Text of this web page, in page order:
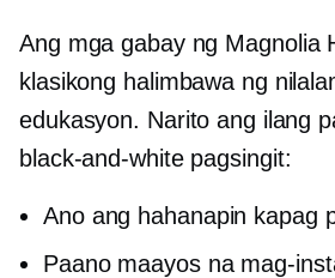
Ang mga gabay ng Magnolia
klasikong halimbawa ng
edukasyon. Narito ang ilang
black-and-whitepagsingit:
Ano ang hahanapin kapag
Paano maayos na mag-